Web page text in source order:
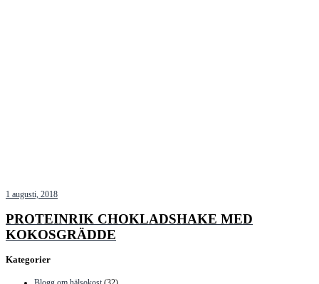
1 augusti, 2018
PROTEINRIK CHOKLADSHAKE MED
KOKOSGRÄDDE
Kategorier